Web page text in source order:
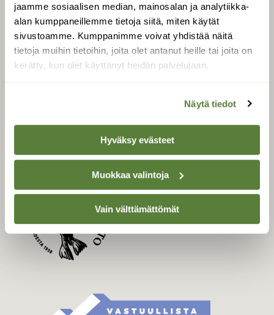
jaamme sosiaalisen median, mainosalan ja analytiikka-
alan kumppaneillemme tietoja siitä, miten käytät
sivustoamme. Kumppanimme voivat yhdistää näitä
tietoja muihin tietoihin, joita olet antanut heille tai joita on
kerätty, kun olet käyttänyt heidän palvelujaan.
Näytä tiedot
Hyväksy evästeet
Muokkaa valintoja
Vain välttämättömät
LEHTI
Uusin lehti
Tilaa Suomen Luonto
Tilaa digilukuoikeus
Tilaa uutiskirje
SUOMEN LUONNON­
SUOJELU­LIITTO
Suomen Luonto -lehden
kustantaja on